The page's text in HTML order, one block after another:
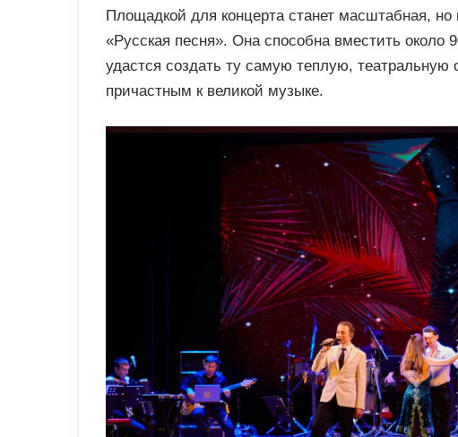
Площадкой для концерта станет масштабная,
«Русская песня». Она способна вместить около
удастся создать ту самую теплую, театральную
причастным к великой музыке.